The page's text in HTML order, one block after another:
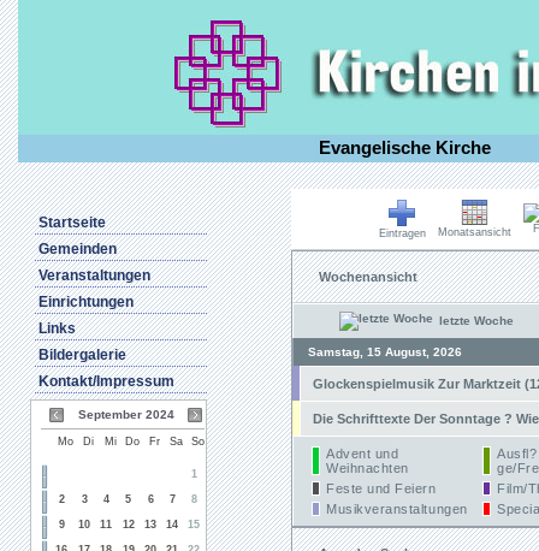
Evangelische Kirche
Startseite
Gemeinden
Veranstaltungen
Einrichtungen
Links
Bildergalerie
Kontakt/Impressum
September 2024
Mo Di Mi Do Fr Sa So
1
2 3 4 5 6 7 8
9 10 11 12 13 14 15
Eintragen Monatsansicht
Wochenansicht
letzte Woche
Samstag, 15 August, 2026
Glockenspielmusik Zur Marktzeit
Die Schrifttexte Der Sonntage ?
Advent und
Weihnachten
Ausfl?
ge/
Feste und Feiern
Film/
Musikveranstaltungen